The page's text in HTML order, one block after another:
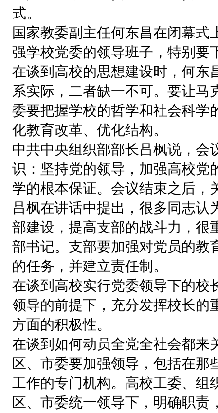
式。
国家教委副主任何东昌在闭幕
强学校党委的领导班子，特别要
在谈到高校的思想建设时，何东
系实际，二者缺一不可。要让马
委要把握学校的哲学和社会科学
化教育改革、优化结构。
中共中央组织部部长吕枫说，会
识：坚持党的领导，加强高校党
学的根本保证。会议结束之后，
吕枫在讲话中提出，很多同志
部建设，提高支部的战斗力，很
部书记。支部要加强对党员的教
的任务，并建立责任制。
在谈到高校实行党委领导下的校
领导的前提下，充分发挥校长的
方面的积极性。
在谈到如何动员全党全社会都来
区、市委要加强领导，包括在
工作的专门机构。高校工委、组
区、市委统一领导下，明确职